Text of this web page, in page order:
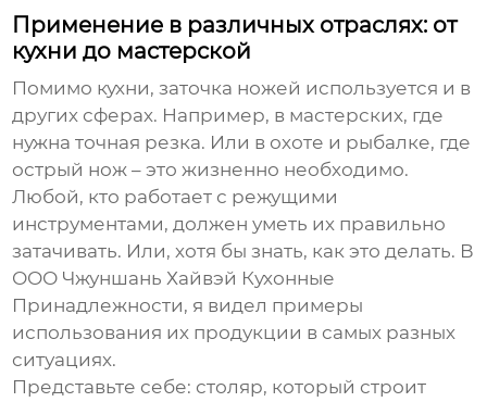
Применение в различных отраслях: от
кухни до мастерской
Помимо кухни, заточка ножей используется и в
других сферах. Например, в мастерских, где
нужна точная резка. Или в охоте и рыбалке, где
острый нож – это жизненно необходимо.
Любой, кто работает с режущими
инструментами, должен уметь их правильно
затачивать. Или, хотя бы знать, как это делать. В
ООО Чжуншань Хайвэй Кухонные
Принадлежности, я видел примеры
использования их продукции в самых разных
ситуациях.
Представьте себе: столяр, который строит